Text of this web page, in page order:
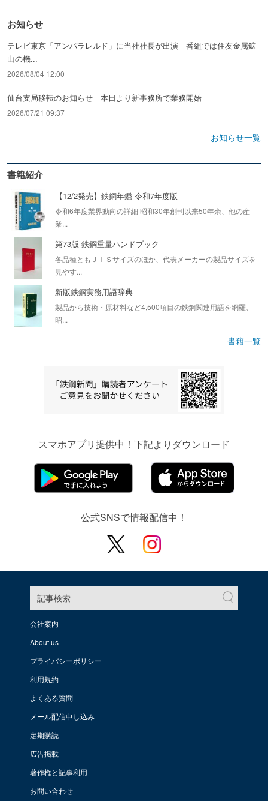
お知らせ
テレビ東京「アンパラレルド」に当社社長が出演 番組では住友金属鉱
山の機...
2026/08/04 12:00
仙台支局移転のお知らせ 本日より新事務所で業務開始
2026/07/21 09:37
お知らせ一覧
書籍紹介
【12/2発売】鉄鋼年鑑 令和7年度版
令和6年度業界動向の詳細 昭和30年創刊以来50年余、他の産
業...
第73版 鉄鋼重量ハンドブック
各品種ともＪＩＳサイズのほか、代表メーカーの製品サイズを
見やす...
新版鉄鋼実務用語辞典
製品から技術・原材料など4,500項目の鉄鋼関連用語を網羅、
昭...
書籍一覧
スマホアプリ提供中！下記よりダウンロード
公式SNSで情報配信中！
記事検索
会社案内
About us
プライバシーポリシー
利用規約
よくある質問
メール配信申し込み
定期購読
広告掲載
著作権と記事利用
お問い合わせ